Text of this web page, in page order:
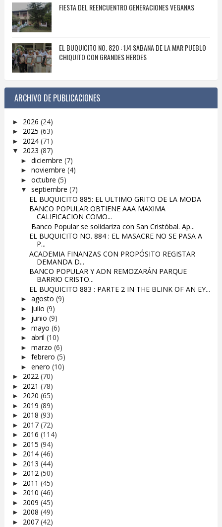
FIESTA DEL REENCUENTRO GENERACIONES VEGANAS
EL BUQUICITO NO. 820 : 1J4 SABANA DE LA MAR PUEBLO
CHIQUITO CON GRANDES HEROES
ARCHIVO DE PUBLICACIONES
► 2026 (24)
► 2025 (63)
► 2024 (71)
▼ 2023 (87)
► diciembre (7)
► noviembre (4)
► octubre (5)
▼ septiembre (7)
EL BUQUICITO 885: EL ULTIMO GRITO DE LA MODA
BANCO POPULAR OBTIENE AAA MAXIMA
CALIFICACION COMO...
Banco Popular se solidariza con San Cristóbal. Ap...
EL BUQUICITO NO. 884 : EL MASACRE NO SE PASA A
P...
ACADEMIA FINANZAS CON PROPÓSITO REGISTAR
DEMANDA D...
BANCO POPULAR Y ADN REMOZARÁN PARQUE
BARRIO CRISTO...
EL BUQUICITO 883 : PARTE 2 IN THE BLINK OF AN EY...
► agosto (9)
► julio (9)
► junio (9)
► mayo (6)
► abril (10)
► marzo (6)
► febrero (5)
► enero (10)
► 2022 (70)
► 2021 (78)
► 2020 (65)
► 2019 (89)
► 2018 (93)
► 2017 (72)
► 2016 (114)
► 2015 (94)
► 2014 (46)
► 2013 (44)
► 2012 (50)
► 2011 (45)
► 2010 (46)
► 2009 (45)
► 2008 (49)
► 2007 (42)